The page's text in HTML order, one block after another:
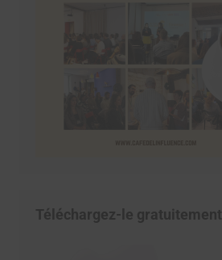
Téléchargez-le gratuitement